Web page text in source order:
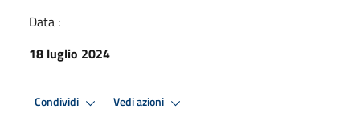
Data :
18 luglio 2024
Condividi Vedi azioni